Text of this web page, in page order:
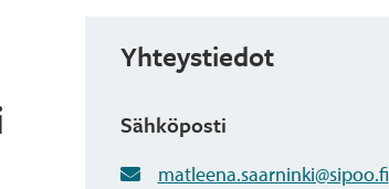
Yhteystiedot
Sähköposti
matleena.saarninki@sipoo.fi